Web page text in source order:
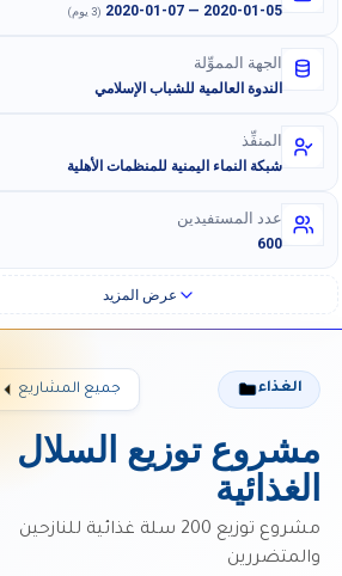
2020-01-05 — 2020-01-07 (3 يوم)
الجهة المموِّلة
الندوة العالمية للشباب الإسلامي
المنفِّذ
شبكة النماء اليمنية للمنظمات الأهلية
عدد المستفيدين
600
عرض المزيد
جميع المشاريع الغذاء
مشروع توزيع السلال
الغذائية
مشروع توزيع 200 سلة غذائية للنازحين
والمتضررين